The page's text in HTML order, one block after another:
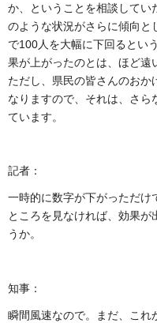
か、ということを相談してい
のような状況がさらに傾向と
で100人を大幅に下回るとい
果が上がったのとは、ほど遠
ただし、県民の皆さんのおか
なりますので、それは、さら
ています。
記者：
一時的に数字が下がっただけ
ところを見なければ、効果が
うか。
知事：
瞬間風速なので。まだ、これ